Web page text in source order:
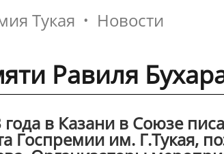
Тукая Новости
Равиля
в Казани в Союзе
Госпремии им. Г.Тукая,